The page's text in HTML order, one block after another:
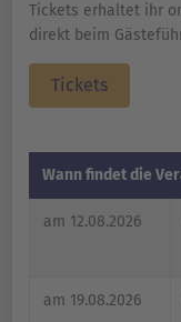
Tickets erhaltet ihr
direkt beim
Tickets
Wann findet die
am 12.08.2026
am 19.08.2026